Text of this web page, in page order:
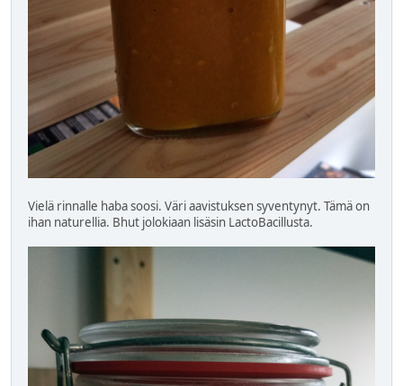
Vielä rinnalle haba soosi. Väri aavistuksen syventynyt. Tämä on
ihan naturellia. Bhut jolokiaan lisäsin LactoBacillusta.